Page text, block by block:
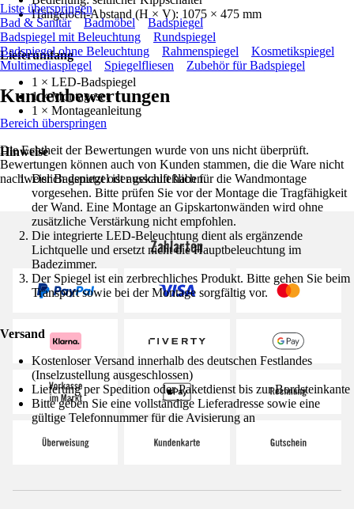
Hängeloch-Abstand (H × V): 1075 × 475 mm
Lieferumfang
1 × LED-Badspiegel
1 × Montageset
1 × Montageanleitung
Hinweise
Der Badspiegel ist ausschließlich für die Wandmontage
vorgesehen. Bitte prüfen Sie vor der Montage die Tragfähigkeit
der Wand. Eine Montage an Gipskartonwänden wird ohne
zusätzliche Verstärkung nicht empfohlen.
Die integrierte LED-Beleuchtung dient als ergänzende
Lichtquelle und ersetzt nicht die Hauptbeleuchtung im
Badezimmer.
Der Spiegel ist ein zerbrechliches Produkt. Bitte gehen Sie beim
Transport sowie bei der Montage sorgfältig vor.
Versand
Kostenloser Versand innerhalb des deutschen Festlandes
(Inselzustellung ausgeschlossen)
Lieferung per Spedition oder Paketdienst bis zur Bordsteinkante
Bitte geben Sie eine vollständige Lieferadresse sowie eine
gültige Telefonnummer für die Avisierung an
Liste überspringen
Bad & Sanitär
Badmöbel
Badspiegel
Badspiegel mit Beleuchtung
Rundspiegel
Badspiegel ohne Beleuchtung
Rahmenspiegel
Kosmetikspiegel
Multimediaspiegel
Spiegelfliesen Zubehör für Badspiegel
Kundenbewertungen
Bereich überspringen
Die Echtheit der Bewertungen wurde von uns nicht überprüft.
Bewertungen können auch von Kunden stammen, die die Ware nicht
nachweislich genutzt oder gekauft haben.
Zahlarten